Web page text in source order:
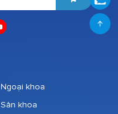
Ngoại khoa
Sản khoa